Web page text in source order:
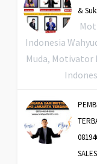
&
Indonesia
Muda,